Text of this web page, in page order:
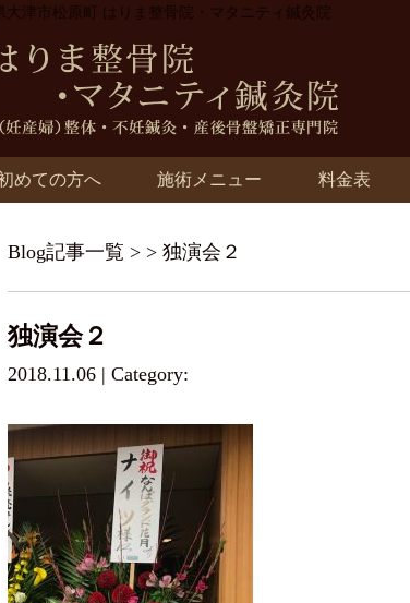
大津市松原町 はりま整骨院・マタニティ鍼灸院
めての方へ 施術メニュー 料金表
Blog記事一覧 > > 独演会２
独演会２
2018.11.06 | Category: